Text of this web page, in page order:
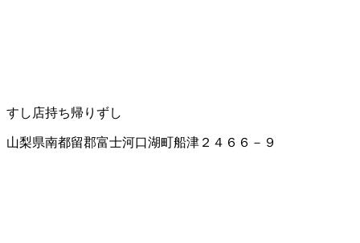
すし店持ち帰りずし
山梨県南都留郡富士河口湖町船津２４６６－９